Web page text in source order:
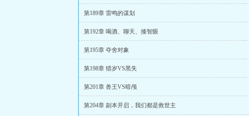
第189章 雷鸣的谋划
第192章 喝酒、聊天、揍智眼
第195章 夺舍对象
第198章 猎岁VS黑失
第201章 兽王VS暗颅
第204章 副本开启，我们都是救世主